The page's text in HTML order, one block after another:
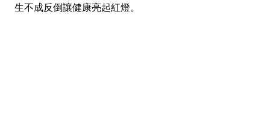
生不成反倒讓健康亮起紅燈。